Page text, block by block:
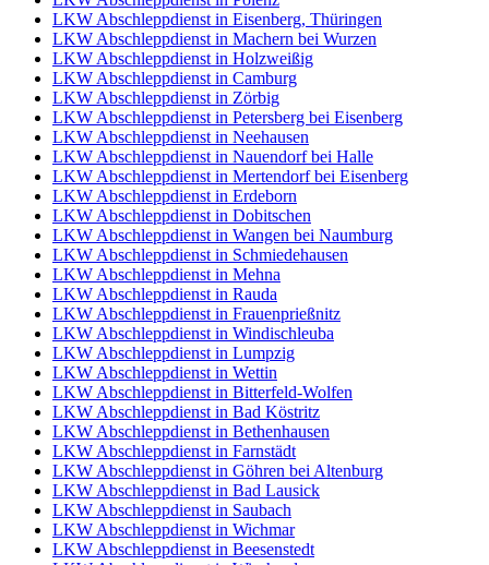
LKW Abschleppdienst in Eisenberg, Thüringen
LKW Abschleppdienst in Machern bei Wurzen
LKW Abschleppdienst in Holzweißig
LKW Abschleppdienst in Camburg
LKW Abschleppdienst in Zörbig
LKW Abschleppdienst in Petersberg bei Eisenberg
LKW Abschleppdienst in Neehausen
LKW Abschleppdienst in Nauendorf bei Halle
LKW Abschleppdienst in Mertendorf bei Eisenberg
LKW Abschleppdienst in Erdeborn
LKW Abschleppdienst in Dobitschen
LKW Abschleppdienst in Wangen bei Naumburg
LKW Abschleppdienst in Schmiedehausen
LKW Abschleppdienst in Mehna
LKW Abschleppdienst in Rauda
LKW Abschleppdienst in Frauenprießnitz
LKW Abschleppdienst in Windischleuba
LKW Abschleppdienst in Lumpzig
LKW Abschleppdienst in Wettin
LKW Abschleppdienst in Bitterfeld-Wolfen
LKW Abschleppdienst in Bad Köstritz
LKW Abschleppdienst in Bethenhausen
LKW Abschleppdienst in Farnstädt
LKW Abschleppdienst in Göhren bei Altenburg
LKW Abschleppdienst in Bad Lausick
LKW Abschleppdienst in Saubach
LKW Abschleppdienst in Wichmar
LKW Abschleppdienst in Beesenstedt